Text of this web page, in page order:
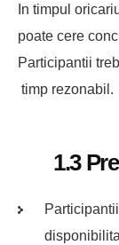
In timpul
poate cere
Participantii
timp rezonabil.
1.3